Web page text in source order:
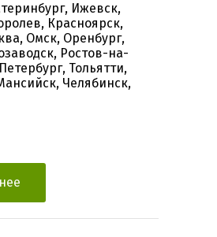
Ижевск,
Красноярск,
Омск, Оренбург,
Ростов-на-
Тольятти,
Челябинск,